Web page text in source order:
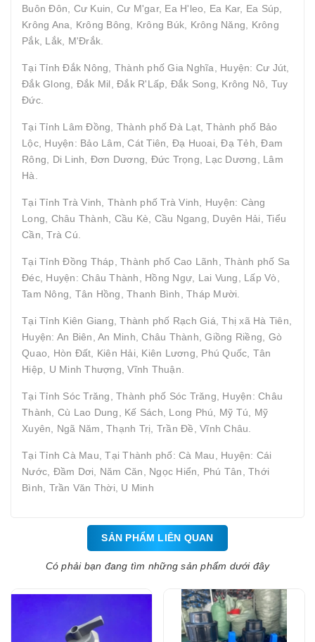
Buôn Đôn, Cư Kuin, Cư M'gar, Ea H'leo, Ea Kar, Ea Súp,
Krông Ana, Krông Bông, Krông Búk, Krông Năng, Krông
Pắk, Lắk, M'Đrắk.
Tại Tỉnh Đắk Nông, Thành phố Gia Nghĩa, Huyện: Cư Jút,
Đắk Glong, Đắk Mil, Đắk R'Lấp, Đắk Song, Krông Nô, Tuy
Đức.
Tại Tỉnh Lâm Đồng, Thành phố Đà Lạt, Thành phố Bảo
Lộc, Huyện: Bảo Lâm, Cát Tiên, Đạ Huoai, Đạ Tẻh, Đam
Rông, Di Linh, Đơn Dương, Đức Trọng, Lạc Dương, Lâm
Hà.
Tại Tỉnh Trà Vinh, Thành phố Trà Vinh, Huyện: Càng
Long, Châu Thành, Cầu Kè, Cầu Ngang, Duyên Hải, Tiểu
Cần, Trà Cú.
Tại Tỉnh Đồng Tháp, Thành phố Cao Lãnh, Thành phố Sa
Đéc, Huyện: Châu Thành, Hồng Ngự, Lai Vung, Lấp Vò,
Tam Nông, Tân Hồng, Thanh Bình, Tháp Mười.
Tại Tỉnh Kiên Giang, Thành phố Rạch Giá, Thị xã Hà Tiên,
Huyện: An Biên, An Minh, Châu Thành, Giồng Riềng, Gò
Quao, Hòn Đất, Kiên Hải, Kiên Lương, Phú Quốc, Tân
Hiệp, U Minh Thượng, Vĩnh Thuận.
Tại Tỉnh Sóc Trăng, Thành phố Sóc Trăng, Huyện: Châu
Thành, Cù Lao Dung, Kế Sách, Long Phú, Mỹ Tú, Mỹ
Xuyên, Ngã Năm, Thạnh Trị, Trần Đề, Vĩnh Châu.
Tại Tỉnh Cà Mau, Tại Thành phố: Cà Mau, Huyện: Cái
Nước, Đầm Dơi, Năm Căn, Ngọc Hiển, Phú Tân, Thới
Bình, Trần Văn Thời, U Minh
SẢN PHẨM LIÊN QUAN
Có phải bạn đang tìm những sản phẩm dưới đây